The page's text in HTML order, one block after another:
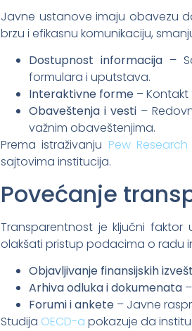
Javne ustanove imaju obavezu
brzu i efikasnu komunikaciju,
Dostupnost informacija –
formulara i uputstava.
Interaktivne forme – Kontakt
Obaveštenja i vesti –
važnim obaveštenjima.
Prema istraživanju Pew
sajtovima institucija.
Povećanje
Transparentnost je ključni
olakšati pristup podacima o radu
Objavljivanje finansijskih
Arhiva odluka i dokumenata
Forumi i ankete – Javne
Studija OECD-a pokazuje da